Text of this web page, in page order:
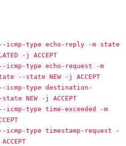
icmp-type echo-reply -m state
-j ACCEPT
icmp-type echo-request -m
--state NEW -j ACCEPT
icmp-type destination-
NEW -j ACCEPT
icmp-type time-exceeded -m
icmp-type timestamp-request -